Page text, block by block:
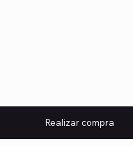
Realizar compra